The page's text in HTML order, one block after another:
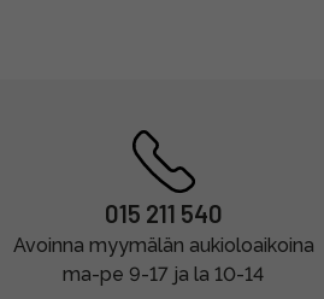
015 211 540
Avoinna myymälän aukioloaikoina
ma-pe 9-17 ja la 10-14